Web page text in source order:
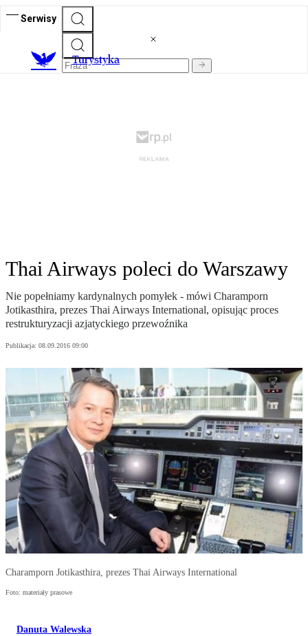
Serwisy
Turystyka
Thai Airways poleci do Warszawy
Nie popełniamy kardynalnych pomyłek - mówi Charamporn
Jotikasthira, prezes Thai Airways International, opisując proces
restrukturyzacji azjatyckiego przewoźnika
Publikacja: 08.09.2016 09:00
Charamporn Jotikasthira, prezes Thai Airways International
Foto: materiały prasowe
Danuta Walewska